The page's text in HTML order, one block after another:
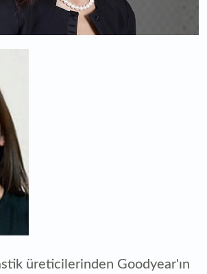
üreticilerinden Goodyear'ın